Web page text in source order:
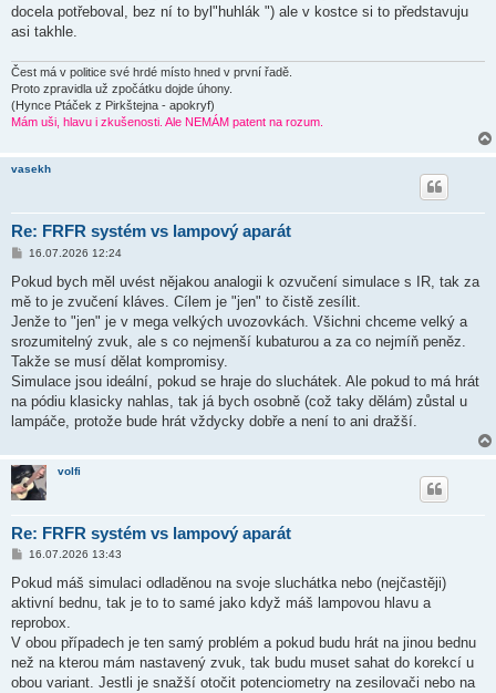
docela potřeboval, bez ní to byl"huhlák ") ale v kostce si to představuju
asi takhle.
Čest má v politice své hrdé místo hned v první řadě.
Proto zpravidla už zpočátku dojde úhony.
(Hynce Ptáček z Pirkštejna - apokryf)
Mám uši, hlavu i zkušenosti. Ale NEMÁM patent na rozum.
vasekh
Re: FRFR systém vs lampový aparát
P
í
p
ě
e
k
16.07.2026 12:24
Pokud bych měl uvést nějakou analogii k ozvučení simulace s IR, tak za
mě to je zvučení kláves. Cílem je "jen" to čistě zesílit.
Jenže to "jen" je v mega velkých uvozovkách. Všichni chceme velký a
srozumitelný zvuk, ale s co nejmenší kubaturou a za co nejmíň peněz.
Takže se musí dělat kompromisy.
Simulace jsou ideální, pokud se hraje do sluchátek. Ale pokud to má hrát
na pódiu klasicky nahlas, tak já bych osobně (což taky dělám) zůstal u
lampáče, protože bude hrát vždycky dobře a není to ani dražší.
volfi
Re: FRFR systém vs lampový aparát
P
í
p
ě
v
e
k
16.07.2026 13:43
Pokud máš simulaci odladěnou na svoje sluchátka nebo (nejčastěji)
aktivní bednu, tak je to to samé jako když máš lampovou hlavu a
reprobox.
V obou případech je ten samý problém a pokud budu hrát na jinou bednu
než na kterou mám nastavený zvuk, tak budu muset sahat do korekcí u
obou variant. Jestli je snažší otočit potenciometry na zesilovači nebo na